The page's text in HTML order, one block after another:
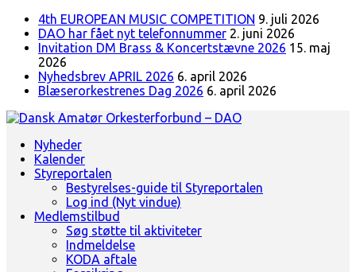
4th EUROPEAN MUSIC COMPETITION 9. juli 2026
DAO har fået nyt telefonnummer 2. juni 2026
Invitation DM Brass & Koncertstævne 2026 15. maj
2026
Nyhedsbrev APRIL 2026 6. april 2026
Blæserorkestrenes Dag 2026 6. april 2026
Dansk Amatør Orkesterforbund - DAO
Landsorganisation for amatørblæserorkestre
Nyheder
Kalender
Styreportalen
Bestyrelses-guide til Styreportalen
Log ind (Nyt vindue)
Medlemstilbud
Søg støtte til aktiviteter
Indmeldelse
KODA aftale